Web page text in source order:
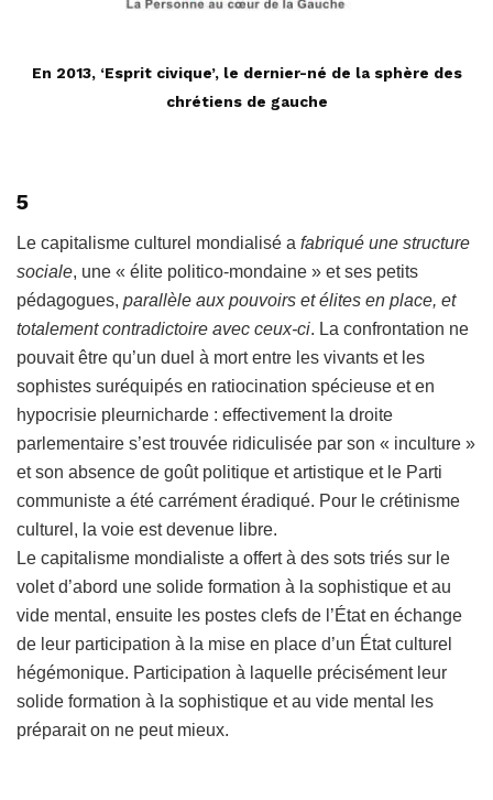
En 2013, ‘Esprit civique’, le dernier-né de la sphère des
chrétiens de gauche
5
Le capitalisme culturel mondialisé a fabriqué une structure
sociale, une « élite politico-mondaine » et ses petits
pédagogues, parallèle aux pouvoirs et élites en place, et
totalement contradictoire avec ceux-ci. La confrontation ne
pouvait être qu’un duel à mort entre les vivants et les
sophistes suréquipés en ratiocination spécieuse et en
hypocrisie pleurnicharde : effectivement la droite
parlementaire s’est trouvée ridiculisée par son « inculture »
et son absence de goût politique et artistique et le Parti
communiste a été carrément éradiqué. Pour le crétinisme
culturel, la voie est devenue libre.
Le capitalisme mondialiste a offert à des sots triés sur le
volet d’abord une solide formation à la sophistique et au
vide mental, ensuite les postes clefs de l’État en échange
de leur participation à la mise en place d’un État culturel
hégémonique. Participation à laquelle précisément leur
solide formation à la sophistique et au vide mental les
préparait on ne peut mieux.